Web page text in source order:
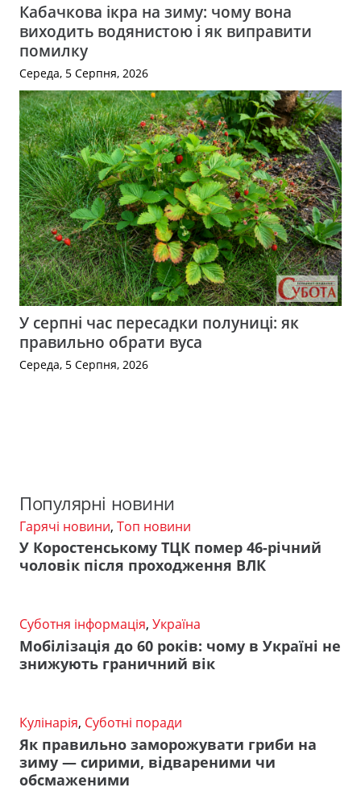
Кабачкова ікра на зиму: чому вона
виходить водянистою і як виправити
помилку
Середа, 5 Серпня, 2026
У серпні час пересадки полуниці: як
правильно обрати вуса
Середа, 5 Серпня, 2026
Популярні новини
Гарячі новини, Топ новини
У Коростенському ТЦК помер 46-річний
чоловік після проходження ВЛК
Суботня інформація, Україна
Мобілізація до 60 років: чому в Україні не
знижують граничний вік
Кулінарія, Суботні поради
Як правильно заморожувати гриби на
зиму — сирими, відвареними чи
обсмаженими